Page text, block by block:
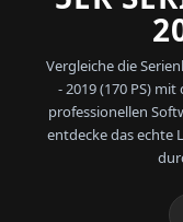
Vergleiche die
- 2019 (170 PS)
professionellen
entdecke das echte